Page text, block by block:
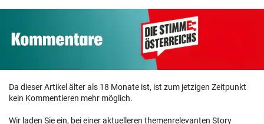
Da dieser Artikel älter als 18 Monate ist, ist zum jetzigen Zeitpunkt
kein Kommentieren mehr möglich.
Wir laden Sie ein, bei einer aktuelleren themenrelevanten Story